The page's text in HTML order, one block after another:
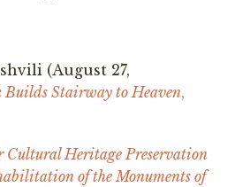
(August 27,
Builds Stairway to Heaven,
Cultural Heritage Preservation
of the Monuments of